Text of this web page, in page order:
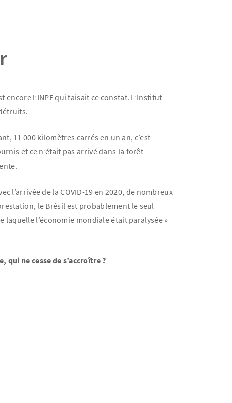
encore l’INPE qui faisait ce constat. L’Institut
11 000 kilomètres carrés en un an, c’est
et ce n’était pas arrivé dans la forêt
l’arrivée de la COVID-19 en 2020, de nombreux
le Brésil est probablement le seul
l’économie mondiale était paralysée »
ne cesse de s’accroître ?